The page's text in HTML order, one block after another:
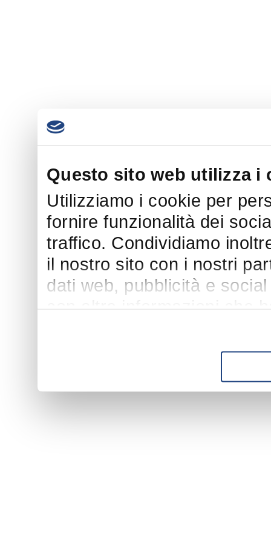
Questo sito web utilizza i
Utilizziamo i cookie per
fornire funzionalità dei
traffico. Condividiamo
il nostro sito con i nostri
dati web, pubblicità e